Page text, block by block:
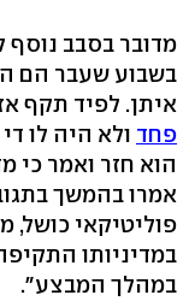
מדובר בסבב נוסף
בשבוע שעבר הם
איתן. לפיד תקף
פחד ולא היה לו
הוא חזר ואמר כי
אמרו בהמשך
פוליטיקאי כושל,
במדיניותו
במהלך המבצע".